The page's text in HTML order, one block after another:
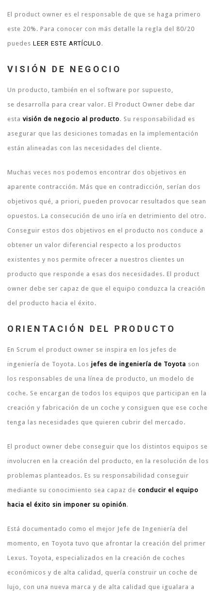
El product owner es el responsable de que se haga primero
este 20%. Para conocer con más detalle la regla del 80/20
puedes LEER ESTE ARTÍCULO .
VISIÓN DE NEGOCIO
Un producto, también en el software por supuesto,
se desarrolla para crear valor. El Product Owner debe dar
esta visión de negocio al producto. Su responsabilidad es
asegurar que las desiciones tomadas en la implementación
están alineadas con las necesidades del cliente.
Muchas veces nos podemos encontrar dos objetivos en
aparente contracción. Más que en contradicción, serían dos
objetivos qué, a priori, pueden provocar resultados que sean
opuestos. La consecución de uno iría en detrimiento del otro.
Conseguir estos dos objetivos en el producto nos conduce a
obtener un valor diferencial respecto a los productos
existentes y nos permite ofrecer a nuestros clientes un
producto que responde a esas dos necesidades. El product
owner debe ser capaz de que el equipo conduzca la creación
del producto hacia el éxito.
ORIENTACIÓN DEL PRODUCTO
En Scrum el product owner se inspira en los jefes de
ingeniería de Toyota. Los jefes de ingeniería de Toyota son
los responsables de una línea de producto, un modelo de
coche. Se encargan de todos los equipos que participan en la
creación y fabricación de un coche y consiguen que ese coche
tenga las necesidades que quieren cubrir del mercado.
El product owner debe conseguir que los distintos equipos se
involucren en la creación del producto, en la resolución de los
problemas planteados. Es su responsabilidad conseguir
mediante su conocimiento sea capaz de conducir el equipo
hacia el éxito sin imponer su opinión.
Está documentado como el mejor Jefe de Ingeniería del
momento, en Toyota tuvo que afrontar la creación del primer
Lexus. Toyota, especializados en la creación de coches
económicos y de alta calidad, quería construir un coche de
lujo, con una nueva marca y de alta calidad que igualara a